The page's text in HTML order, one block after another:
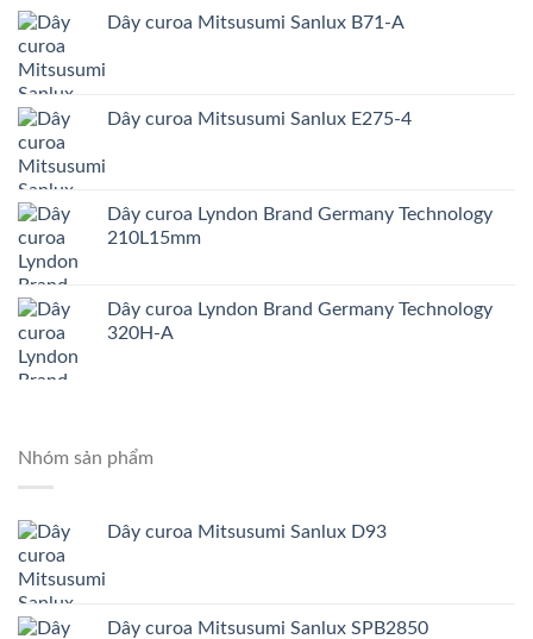
Dây curoa Mitsusumi Sanlux B71-A
Dây curoa Mitsusumi Sanlux E275-4
Dây curoa Lyndon Brand Germany Technology
210L15mm
Dây curoa Lyndon Brand Germany Technology
320H-A
Nhóm sản phẩm
Dây curoa Mitsusumi Sanlux D93
Dây curoa Mitsusumi Sanlux SPB2850